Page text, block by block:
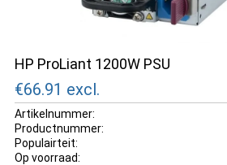
HP ProLiant 1200W PSU
€66.91 excl.
Artikelnummer:
Productnummer:
Populairteit:
Op voorraad: